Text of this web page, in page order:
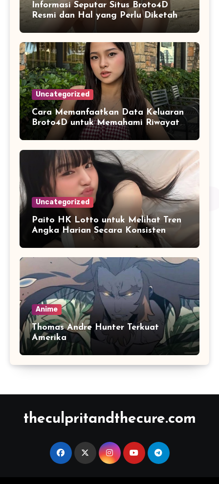
Informasi Seputar Situs Broto4D
Resmi dan Hal yang Perlu Diketahui
Pengguna
Uncategorized
Cara Memanfaatkan Data Keluaran
Broto4D untuk Memahami Riwayat
Hasil Secara Objektif
Uncategorized
Paito HK Lotto untuk Melihat Tren
Angka Harian Secara Konsisten
Anime
Thomas Andre Hunter Terkuat
Amerika
theculpritandthecure.com